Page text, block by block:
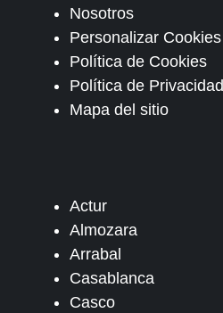
Nosotros
Personalizar Cookies
Política de Cookies
Política de Privacidad
Mapa del sitio
Actur
Almozara
Arrabal
Casablanca
Casco